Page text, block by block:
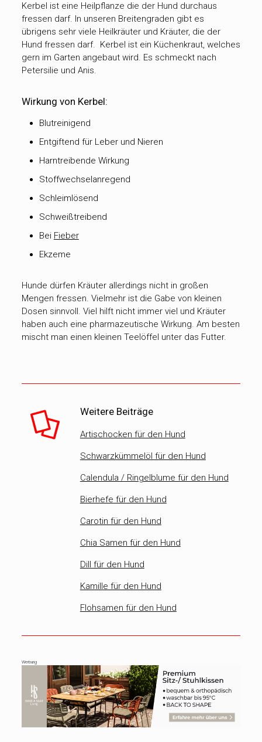
Kerbel ist eine Heilpflanze die der Hund durchaus
fressen darf. In unseren Breitengraden gibt es
übrigens sehr viele Heilkräuter und Kräuter, die der
Hund fressen darf. Kerbel ist ein Küchenkraut, welches
gern im Garten angebaut wird. Es schmeckt nach
Petersilie und Anis.
Wirkung von Kerbel:
Blutreinigend
Entgiftend für Leber und Nieren
Harntreibende Wirkung
Stoffwechselanregend
Schleimlösend
Schweißtreibend
Bei Fieber
Ekzeme
Hunde dürfen Kräuter allerdings nicht in großen
Mengen fressen. Vielmehr ist die Gabe von kleinen
Dosen sinnvoll. Viel hilft nicht immer viel und Kräuter
haben auch eine pharmazeutische Wirkung. Am besten
mischt man einen kleinen Teelöffel unter das Futter.
Weitere Beiträge
Artischocken für den Hund
Schwarzkümmelöl für den Hund
Calendula / Ringelblume für den Hund
Bierhefe für den Hund
Carotin für den Hund
Chia Samen für den Hund
Dill für den Hund
Kamille für den Hund
Flohsamen für den Hund
Werbung